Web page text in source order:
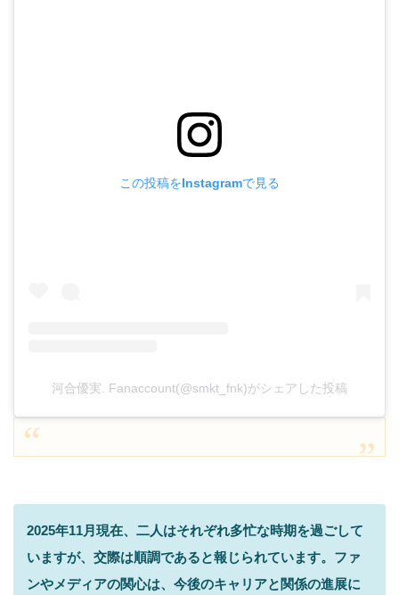
この投稿をInstagramで見る
河合優実. Fanaccount(@smkt_fnk)がシェアした投稿
2025年11月現在、二人はそれぞれ多忙な時期を過ごして
いますが、交際は順調であると報じられています。ファ
ンやメディアの関心は、今後のキャリアと関係の進展に